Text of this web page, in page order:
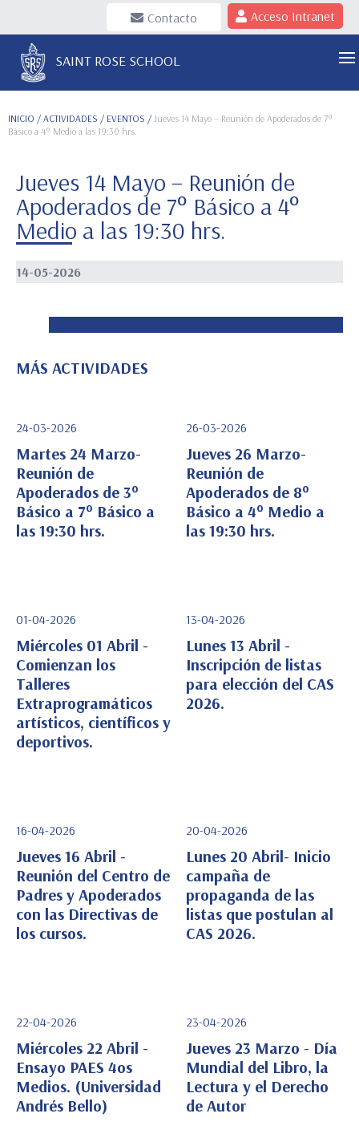
Contacto Acceso Intranet
SAINT ROSE SCHOOL
INICIO / ACTIVIDADES / EVENTOS / Jueves 14 Mayo – Reunión de Apoderados de 7°
Básico a 4° Medio a las 19:30 hrs.
Jueves 14 Mayo – Reunión de
Apoderados de 7° Básico a 4°
Medio a las 19:30 hrs.
14-05-2026
MÁS ACTIVIDADES
Ver Detalle
24-03-2026
Martes 24 Marzo-
Reunión de
Apoderados de 3°
Básico a 7° Básico a
las 19:30 hrs.
Ver Detalle
26-03-2026
Jueves 26 Marzo-
Reunión de
Apoderados de 8°
Básico a 4° Medio a
las 19:30 hrs.
Ver Detalle
01-04-2026
Miércoles 01 Abril -
Comienzan los
Talleres
Extraprogramáticos
artísticos, científicos y
deportivos.
Ver Detalle
13-04-2026
Lunes 13 Abril -
Inscripción de listas
para elección del CAS
2026.
Ver Detalle
16-04-2026
Jueves 16 Abril -
Reunión del Centro de
Padres y Apoderados
con las Directivas de
los cursos.
Ver Detalle
20-04-2026
Lunes 20 Abril- Inicio
campaña de
propaganda de las
listas que postulan al
CAS 2026.
Ver Detalle
22-04-2026
Miércoles 22 Abril -
Ensayo PAES 4os
Medios. (Universidad
Andrés Bello)
Ver Detalle
23-04-2026
Jueves 23 Marzo - Día
Mundial del Libro, la
Lectura y el Derecho
de Autor